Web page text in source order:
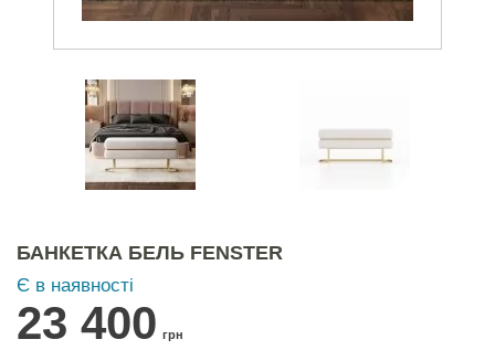
БАНКЕТКА БЕЛЬ FENSTER
Є в наявності
23 400 грн